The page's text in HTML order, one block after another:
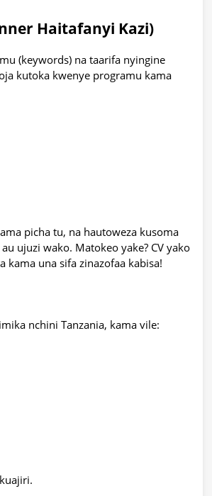
Haitafanyi Kazi)
(keywords) na taarifa nyingine
kutoka kwenye programu kama
picha tu, na hautoweza kusoma
ujuzi wako. Matokeo yake? CV yako
una sifa zinazofaa kabisa!
nchini Tanzania, kama vile: